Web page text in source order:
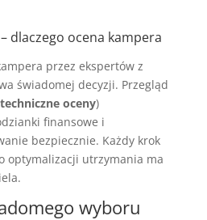
dlaczego ocena kampera
przez ekspertów z
świadomej decyzji. Przegląd
oceny)
finansowe i
bezpiecznie. Każdy krok
optymalizacji utrzymania ma
wyboru